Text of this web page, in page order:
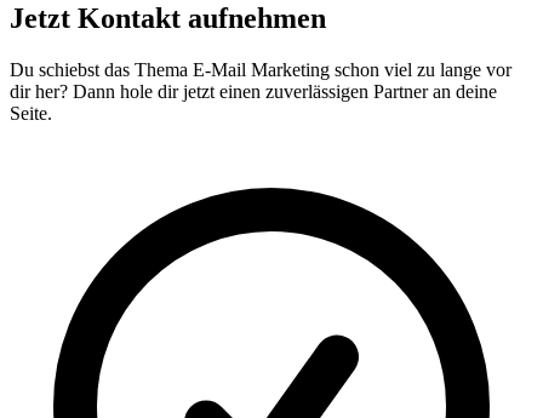
Jetzt Kontakt aufnehmen
Du schiebst das Thema E-Mail Marketing schon viel zu lange vor
dir her? Dann hole dir jetzt einen zuverlässigen Partner an deine
Seite.